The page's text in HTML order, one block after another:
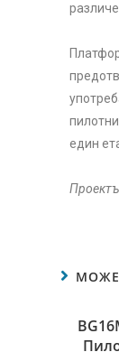
един